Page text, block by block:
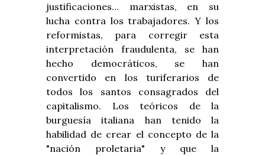
justificaciones... marxistas, en su
lucha contra los trabajadores. Y los
reformistas, para corregir esta
interpretación fraudulenta, se han
hecho democráticos, se han
convertido en los turiferarios de
todos los santos consagrados del
capitalismo. Los teóricos de la
burguesía italiana han tenido la
habilidad de crear el concepto de la
"nación proletaria" y que la